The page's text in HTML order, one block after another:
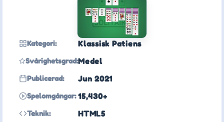
Kategori: Klassisk Patiens
Svårighetsgrad:Medel
Publicerad: Jun 2021
Spelomgångar: 15,430+
Teknik: HTML5